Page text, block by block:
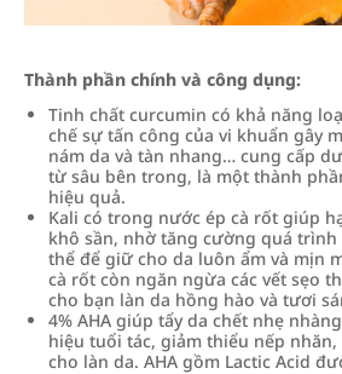
Thành phần chính và công dụng:
Tinh chất curcumin có khả năng
chế sự tấn công của vi khuẩn gây
nám da và tàn nhang… cung cấp
từ sâu bên trong, là một thành
hiệu quả.
Kali có trong nước ép cà rốt giúp
khô sần, nhờ tăng cường quá
thể để giữ cho da luôn ẩm và mịn
cà rốt còn ngăn ngừa các vết sẹo
cho bạn làn da hồng hào và tươi
4% AHA giúp tẩy da chết nhẹ
hiệu tuổi tác, giảm thiểu nếp
cho làn da. AHA gồm Lactic Acid